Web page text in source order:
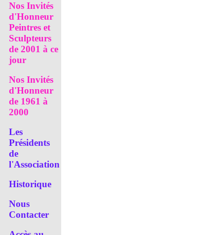
Nos Invités
d'Honneur
Peintres et
Sculpteurs
de 2001 à ce
jour
Nos Invités
d'Honneur
de 1961 à
2000
Les
Présidents
de
l'Association
Historique
Nous
Contacter